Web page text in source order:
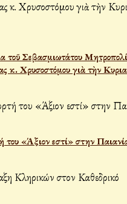
τοῦ Σεβασμιωτάτου
κ. Χρυσοστόμου γιὰ τὴν
του «Άξιον εστί» στην